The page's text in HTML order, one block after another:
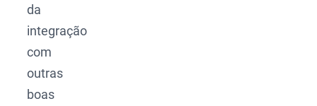
da
integração
com
outras
boas